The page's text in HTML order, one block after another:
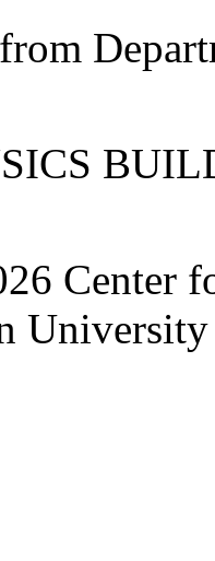
Center
University